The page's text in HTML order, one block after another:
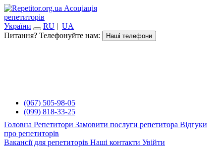
Асоціація
репетиторів
України
RU | UA
Питання? Телефонуйте нам:
Наші телефони
(067) 505-98-05
(099) 818-33-25
Головна Репетитори Замовити послуги репетитора Відгуки
про репетиторів
Вакансії для репетиторів Наші контакти Увійти